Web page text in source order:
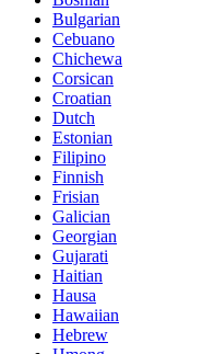
Bulgarian
Cebuano
Chichewa
Corsican
Croatian
Dutch
Estonian
Filipino
Finnish
Frisian
Galician
Georgian
Gujarati
Haitian
Hausa
Hawaiian
Hebrew